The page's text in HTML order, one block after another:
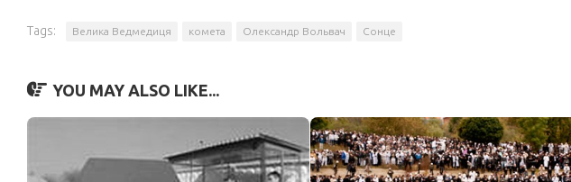
Tags: Велика Ведмедиця комета Олександр Вольвач Сонце
YOU MAY ALSO LIKE...